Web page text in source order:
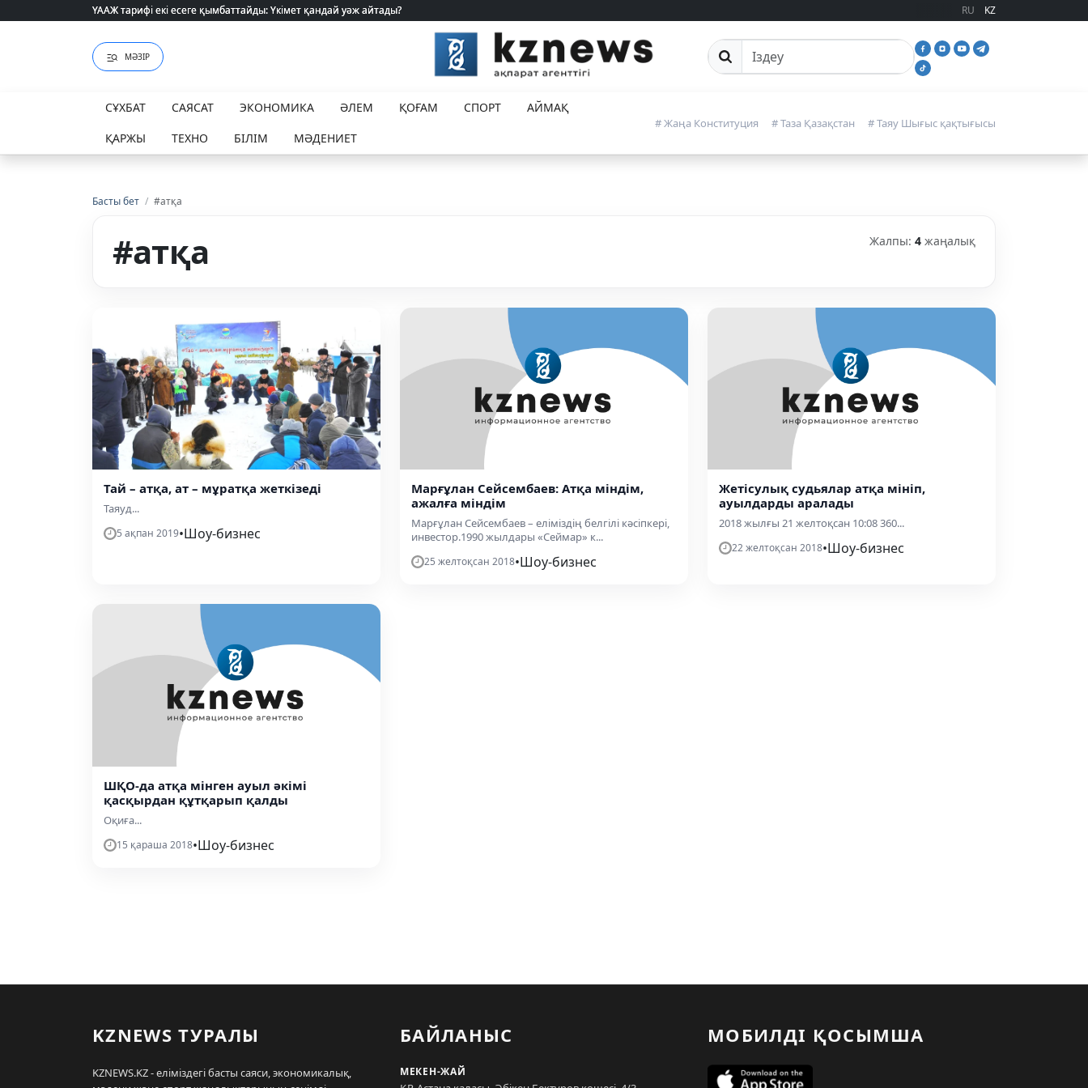
ҮААЖ тарифі екі есеге қымбаттайды: Үкімет қандай уәж айтады?
ҮААЖ тарифі екі есеге қымбаттайды: Үкімет қандай уәж айтады? RU KZ
МӘЗІР Сайттан іздеу
СҰХБАТ САЯСАТ ЭКОНОМИКА ӘЛЕМ ҚОҒАМ СПОРТ
АЙМАҚ
ҚАРЖЫ
ТЕХНО БІЛІМ МӘДЕНИЕТ
# Жаңа Конституция # Таза Қазақстан # Таяу Шығыс қақтығысы
Басты бет / #атқа
#атқа Жалпы: 4 жаңалық
Тай – атқа, ат – мұратқа жеткізеді
Таяуд...
5 ақпан 2019•Шоу-бизнес
Марғұлан Сейсембаев: Атқа міндім,
ажалға міндім
Марғұлан Сейсембаев – еліміздің белгілі кәсіпкері,
инвестор.1990 жылдары «Сеймар» к...
25 желтоқсан 2018•Шоу-бизнес
Жетісулық судьялар атқа мініп,
ауылдарды аралады
2018 жылғы 21 желтоқсан 10:08 360...
22 желтоқсан 2018•Шоу-бизнес
ШҚО-да атқа мінген ауыл әкімі
қасқырдан құтқарып қалды
Оқиға...
15 қараша 2018•Шоу-бизнес
KZNEWS ТУРАЛЫ
KZNEWS.KZ - еліміздегі басты саяси, экономикалық,
БАЙЛАНЫС
МЕКЕН-ЖАЙ
МОБИЛДІ ҚОСЫМША